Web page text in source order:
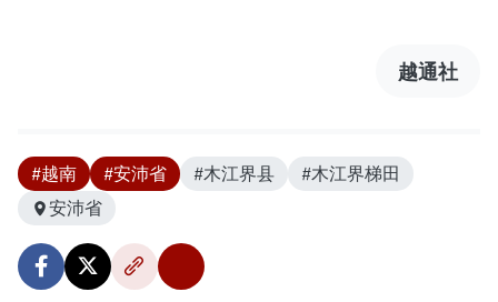
越通社
#越南 #安沛省 #木江界县
#木江界梯田
安沛省